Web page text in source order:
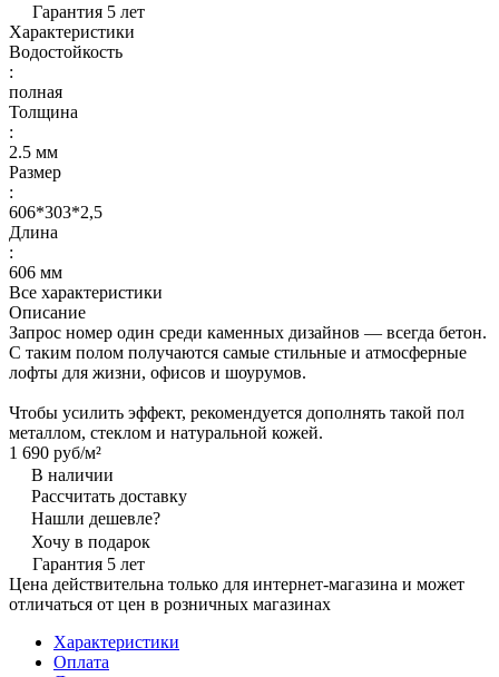
Гарантия 5 лет
Характеристики
Водостойкость
:
полная
Толщина
:
2.5 мм
Размер
:
606*303*2,5
Длина
:
606 мм
Все характеристики
Описание
Запрос номер один среди каменных дизайнов — всегда бетон.
С таким полом получаются самые стильные и атмосферные
лофты для жизни, офисов и шоурумов.
Чтобы усилить эффект, рекомендуется дополнять такой пол
металлом, стеклом и натуральной кожей.
1 690 руб/м²
В наличии
Рассчитать доставку
Нашли дешевле?
Хочу в подарок
Гарантия 5 лет
Цена действительна только для интернет-магазина и может
отличаться от цен в розничных магазинах
Характеристики
Оплата